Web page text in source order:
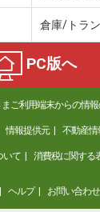
倉庫/トラ
PC版へ
まご利用端末からの情
情報提供元 不動産情
いて 消費税に関する
ヘルプ お問い合わせ